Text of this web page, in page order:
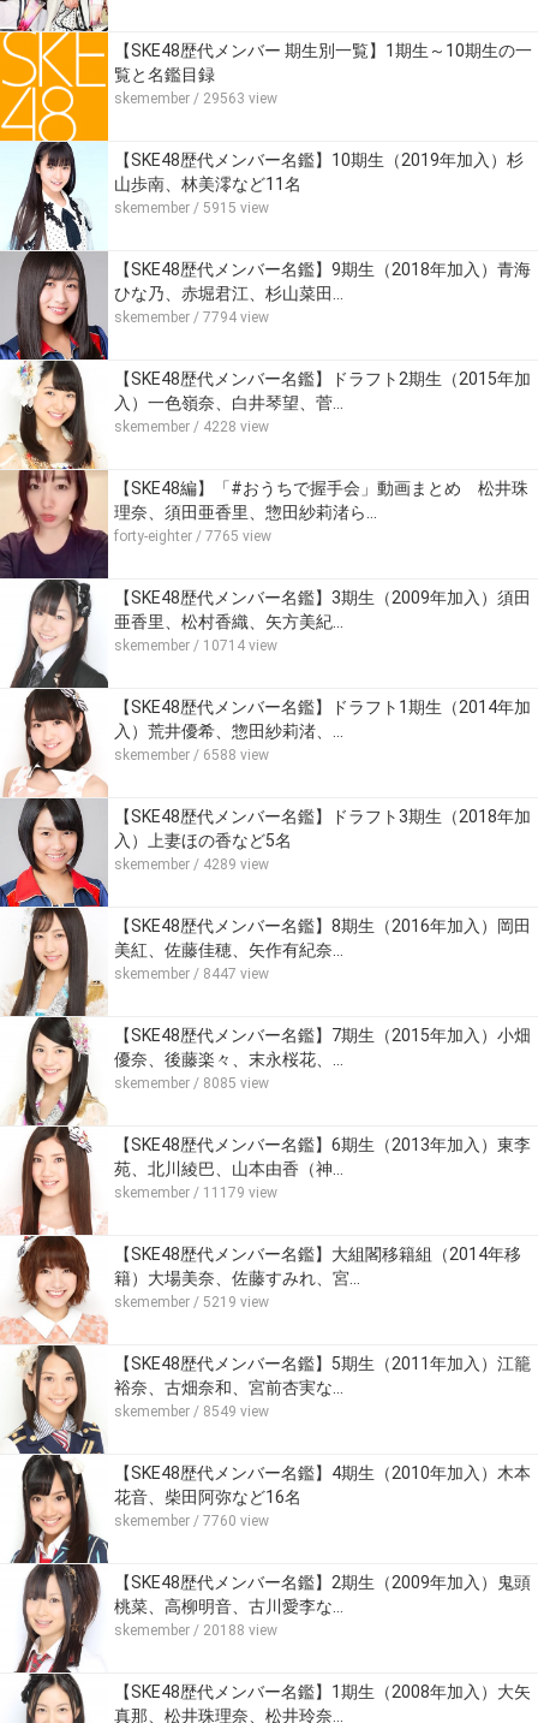
【SKE48歴代メンバー 期生別一覧】1期生～10期生の一
覧と名鑑目録
skemember / 29563 view
【SKE48歴代メンバー名鑑】10期生（2019年加入）杉
山歩南、林美澪など11名
skemember / 5915 view
【SKE48歴代メンバー名鑑】9期生（2018年加入）青海
ひな乃、赤堀君江、杉山菜田…
skemember / 7794 view
【SKE48歴代メンバー名鑑】ドラフト2期生（2015年加
入）一色嶺奈、白井琴望、菅…
skemember / 4228 view
【SKE48編】「#おうちで握手会」動画まとめ 松井珠
理奈、須田亜香里、惣田紗莉渚ら…
forty-eighter / 7765 view
【SKE48歴代メンバー名鑑】3期生（2009年加入）須田
亜香里、松村香織、矢方美紀…
skemember / 10714 view
【SKE48歴代メンバー名鑑】ドラフト1期生（2014年加
入）荒井優希、惣田紗莉渚、…
skemember / 6588 view
【SKE48歴代メンバー名鑑】ドラフト3期生（2018年加
入）上妻ほの香など5名
skemember / 4289 view
【SKE48歴代メンバー名鑑】8期生（2016年加入）岡田
美紅、佐藤佳穂、矢作有紀奈…
skemember / 8447 view
【SKE48歴代メンバー名鑑】7期生（2015年加入）小畑
優奈、後藤楽々、末永桜花、…
skemember / 8085 view
【SKE48歴代メンバー名鑑】6期生（2013年加入）東李
苑、北川綾巴、山本由香（神…
skemember / 11179 view
【SKE48歴代メンバー名鑑】大組閣移籍組（2014年移
籍）大場美奈、佐藤すみれ、宮…
skemember / 5219 view
【SKE48歴代メンバー名鑑】5期生（2011年加入）江籠
裕奈、古畑奈和、宮前杏実な…
skemember / 8549 view
【SKE48歴代メンバー名鑑】4期生（2010年加入）木本
花音、柴田阿弥など16名
skemember / 7760 view
【SKE48歴代メンバー名鑑】2期生（2009年加入）鬼頭
桃菜、高柳明音、古川愛李な…
skemember / 20188 view
【SKE48歴代メンバー名鑑】1期生（2008年加入）大矢
真那、松井珠理奈、松井玲奈…